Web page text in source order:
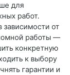
для
работ.
от
работы —
конкретную
к выбору
гарантии и